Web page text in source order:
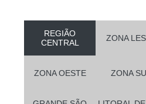
REGIÃO
CENTRAL
ZONA
ZONA OESTE ZONA